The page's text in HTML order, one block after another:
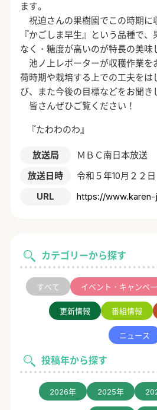
カテゴリーから探す
すべて イベント・キャンペ
更新情報 番組情報
ニュース
投稿年から探す
2026年 2025年
ます。
祝迫さんの果樹園でこの時期に
『かごしま早生』という品種で
なく・糖度が高いのが特長の美味
池ノ上レポーターが収穫作業を
荷時期や栽培する上での工夫をは
び、また今後の目標などをお聞き
皆さんぜひご覧ください！
『たわわのわ』
放送局
ＭＢＣ南日本放送
放送日時
令和５年10月２２
URL
https://